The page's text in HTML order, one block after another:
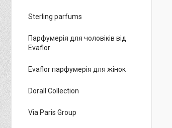
Sterling parfums
Парфумерія для чоловіків від
Evaflor
Evaflor парфумерія для жінок
Dorall Collection
Via Paris Group